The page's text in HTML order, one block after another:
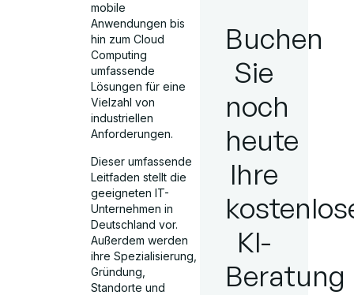
mobile
Anwendungen bis
hin zum Cloud
Computing
umfassende
Lösungen für eine
Vielzahl von
industriellen
Anforderungen.
Dieser umfassende
Leitfaden stellt die
geeigneten IT-
Unternehmen in
Deutschland vor.
Außerdem werden
ihre Spezialisierung,
Gründung,
Standorte und
Buchen
Sie
noch
heute
Ihre
KI-
Beratung